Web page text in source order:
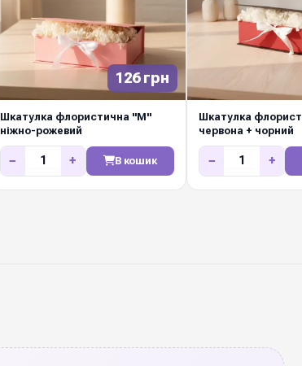
126 грн
Шкатулка флористична "М"
ніжно-рожевий
− + В кошик
Шкатулка
червона + чорний
− +